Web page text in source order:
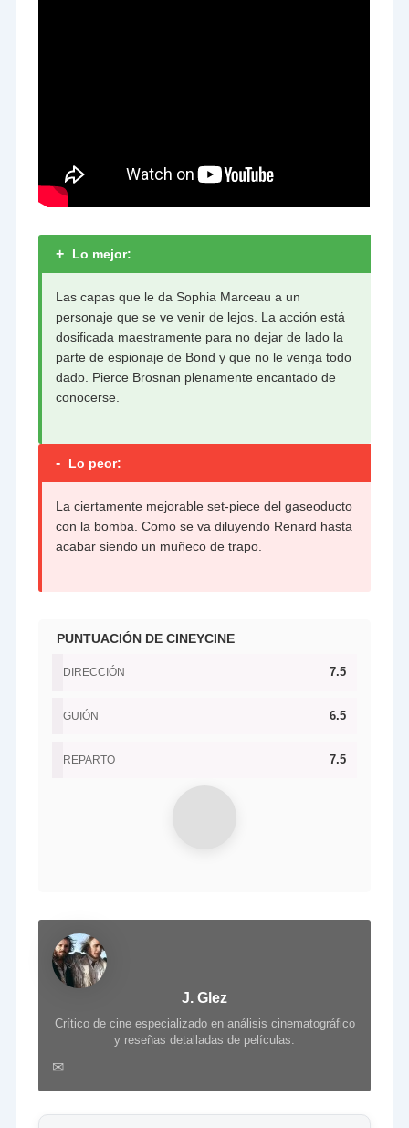
+ Lo mejor:
Las capas que le da Sophia Marceau a un
personaje que se ve venir de lejos. La acción está
dosificada maestramente para no dejar de lado la
parte de espionaje de Bond y que no le venga todo
dado. Pierce Brosnan plenamente encantado de
conocerse.
- Lo peor:
La ciertamente mejorable set-piece del gaseoducto
con la bomba. Como se va diluyendo Renard hasta
acabar siendo un muñeco de trapo.
PUNTUACIÓN DE CINEYCINE
DIRECCIÓN 7.5
GUIÓN 6.5
REPARTO 7.5
J. Glez
Crítico de cine especializado en análisis cinematográfico
y reseñas detalladas de películas.
✉